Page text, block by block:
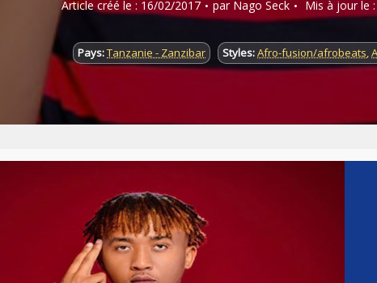
Article créé le : 16/02/2017 par Nago Seck Mis à jour le
Pays:Tanzanie - Zanzibar Styles:Afro-fusion/afrobeats,